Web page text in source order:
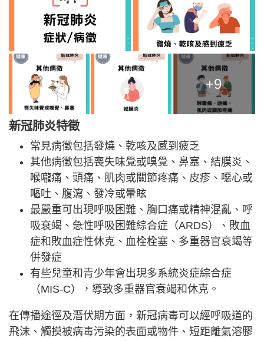
+9
新冠肺炎特徵
常見病徵包括發燒、乾咳及感到疲乏
其他病徵包括喪失味覺或嗅覺、鼻塞、結膜炎、
喉嚨痛、頭痛、肌肉或關節疼痛、皮疹、噁心或
嘔吐、腹瀉、發冷或暈眩
最嚴重可出現呼吸困難、胸口痛或精神混亂、呼
吸衰竭、急性呼吸困難綜合症（ARDS）、敗血
症和敗血症性休克、血栓栓塞、多重器官衰竭等
併發症
有些兒童和青少年會出現多系統炎症綜合症
（MIS-C），導致多重器官衰竭和休克。
在傳播途徑及潛伏期方面，新冠病毒可以經呼吸道的
飛沫、觸摸被病毒污染的表面或物件、短距離氣溶膠